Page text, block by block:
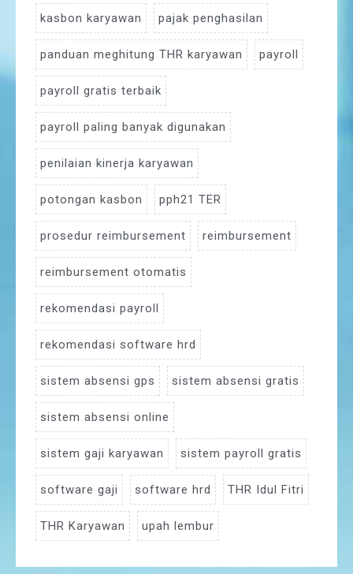
kasbon karyawan pajak penghasilan
panduan meghitung THR karyawan payroll
payroll gratis terbaik
payroll paling banyak digunakan
penilaian kinerja karyawan
potongan kasbon pph21 TER
prosedur reimbursement reimbursement
reimbursement otomatis
rekomendasi payroll
rekomendasi software hrd
sistem absensi gps sistem absensi gratis
sistem absensi online
sistem gaji karyawan sistem payroll gratis
software gaji software hrd THR Idul Fitri
THR Karyawan upah lembur